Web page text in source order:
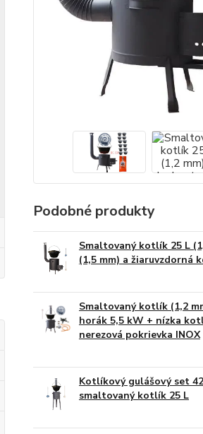
Podobné produkty
Smaltovaný kotlík 25 L
(1,5 mm) a žiaruvzdorná
Smaltovaný kotlík (1,2
horák 5,5 kW + nízka
nerezová pokrievka INOX
Kotlíkový gulášový set 42
smaltovaný kotlík 25 L